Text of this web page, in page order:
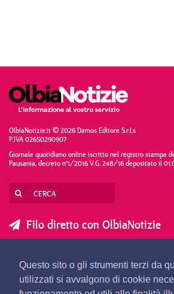
Questo sito o gli strumenti terzi da
utilizzati si avvalgono di cookie
OlbiaNotizie.it © 2026 Damos Editore S.r.l.s
P.IVA 02650290907
Giornale quotidiano online iscritto nel registro stampa
Pausania, decreto n°1/2016 V.G. 248/16 depositato il
Filo diretto con OlbiaNotizie
SEGNALA UNA NOTIZIA
SEGNALA UN EVENTO